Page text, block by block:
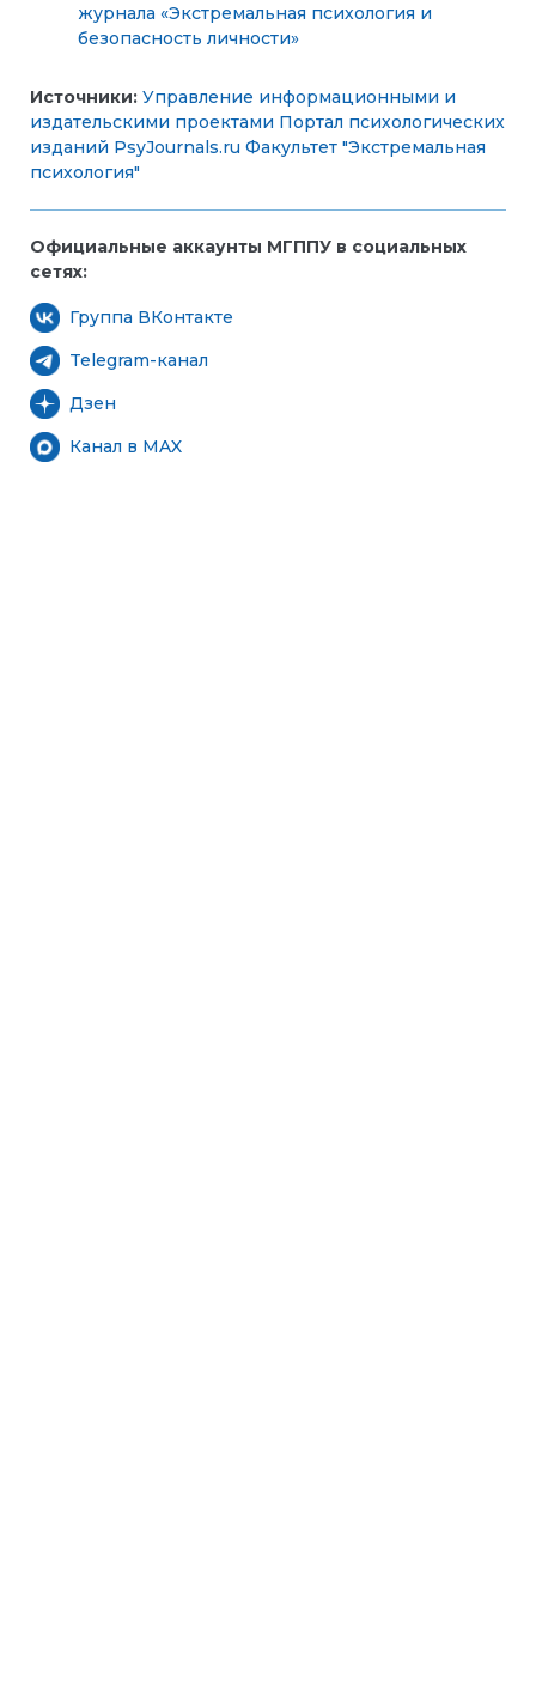
журнала «Экстремальная психология и
безопасность личности»
Источники: Управление информационными и
издательскими проектами Портал психологических
изданий PsyJournals.ru Факультет "Экстремальная
психология"
Официальные аккаунты МГППУ в социальных
сетях:
Группа ВКонтакте
Telegram-канал
Дзен
Канал в MAX